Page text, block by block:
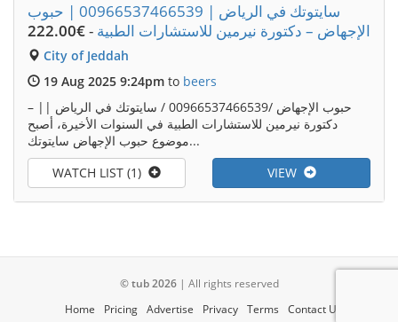
سايتوتك في الرياض | 00966537466539 | حبوب
الإجهاض – دكتورة نيرمين للاستشارات الطبية -
€222.00
City of Jeddah
19 Aug 2025 9:24pm to beers
حبوب الإجهاض /00966537466539 / سايتوتك في الرياض || –
دكتورة نيرمين للاستشارات الطبية في السنوات الأخيرة، أصبح
موضوع حبوب الإجهاض سايتوتك...
VIEW
WATCH LIST (1)
© tub 2026| All rights reserved
Home
Pricing Advertise Privacy Terms Contact Us